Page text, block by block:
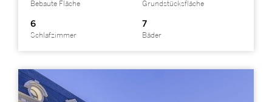
Bebaute Fläche Grundstücksfläche
6
Schlafzimmer
7
Bäder